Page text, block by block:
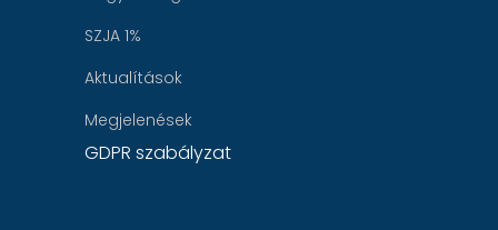
SZJA 1%
Aktualítások
Megjelenések
GDPR szabályzat